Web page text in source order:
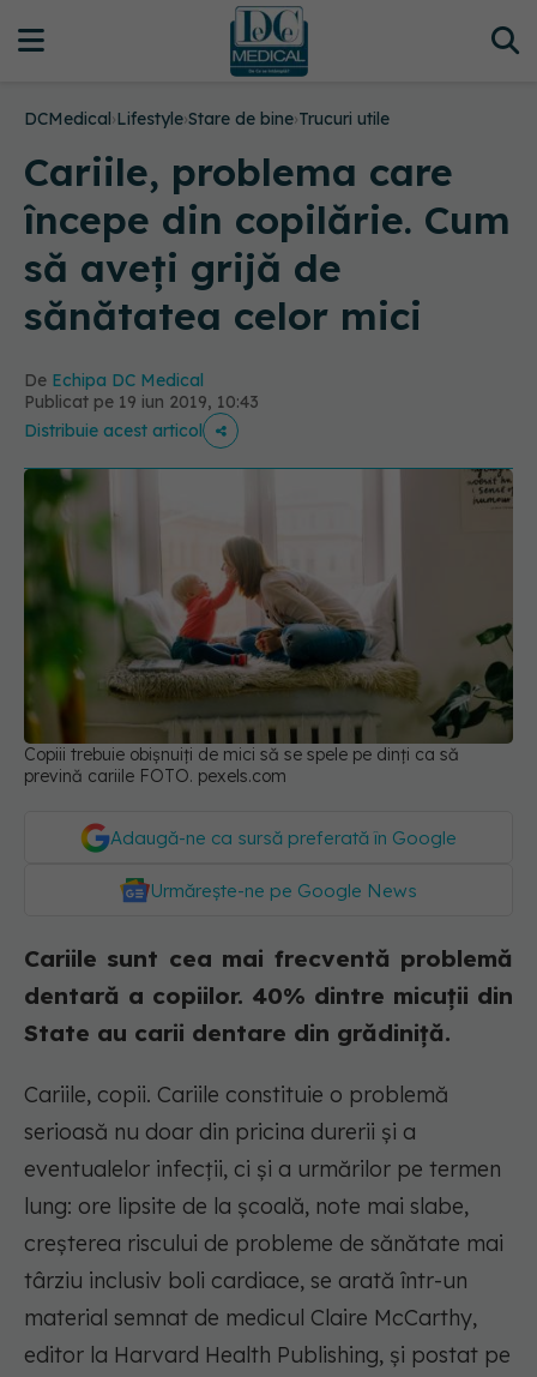
DCMedical›Lifestyle›Stare de bine›Trucuri utile
Cariile, problema care
începe din copilărie. Cum
să aveți grijă de
sănătatea celor mici
De Echipa DC Medical
Publicat pe 19 iun 2019, 10:43
Distribuie acest articol
Copiii trebuie obișnuiți de mici să se spele pe dinți ca să
prevină cariile FOTO. pexels.com
Adaugă-ne ca sursă preferată în Google
Urmărește-ne pe Google News
Cariile sunt cea mai frecventă problemă
dentară a copiilor. 40% dintre micuții din
State au carii dentare din grădiniță.
Cariile, copii. Cariile constituie o problemă
serioasă nu doar din pricina durerii și a
eventualelor infecții, ci și a urmărilor pe termen
lung: ore lipsite de la școală, note mai slabe,
creșterea riscului de probleme de sănătate mai
târziu inclusiv boli cardiace, se arată într-un
material semnat de medicul Claire McCarthy,
editor la Harvard Health Publishing, și postat pe